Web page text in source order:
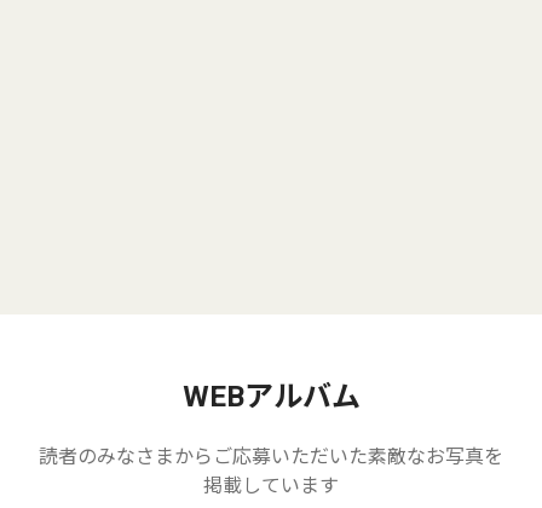
WEBアルバム
読者のみなさまからご応募いただいた素敵なお写真を
掲載しています